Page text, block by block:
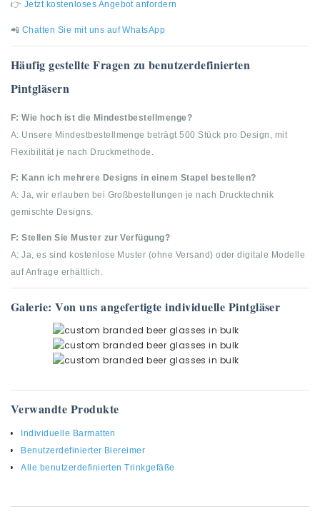
👉 Jetzt kostenloses Angebot anfordern
📲 Chatten Sie mit uns auf WhatsApp
Häufig gestellte Fragen zu benutzerdefinierten
Pintgläsern
F: Wie hoch ist die Mindestbestellmenge?
A: Unsere Mindestbestellmenge beträgt 500 Stück pro Design, mit
Flexibilität je nach Druckmethode.
F: Kann ich mehrere Designs in einem Stapel bestellen?
A: Ja, wir erlauben bei Großbestellungen je nach Drucktechnik
gemischte Designs.
F: Stellen Sie Muster zur Verfügung?
A: Ja, es sind kostenlose Muster (ohne Versand) oder digitale Modelle
auf Anfrage erhältlich.
Galerie: Von uns angefertigte individuelle Pintgläser
Verwandte Produkte
Individuelle Barmatten
Benutzerdefinierter Biereimer
Alle benutzerdefinierten Trinkgefäße